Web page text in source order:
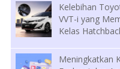
Kelebihan
VVT-i yang
Kelas
Meningkatkan